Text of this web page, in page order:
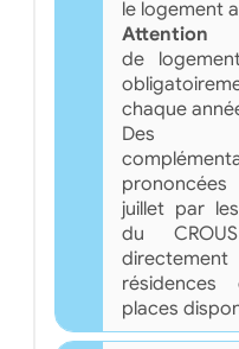
le logement
Attention :
de
chaque
Des
juillet par
du
places